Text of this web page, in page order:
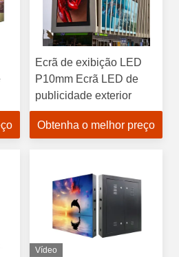
Ecrã de exibição LED
P10mm Ecrã LED de
publicidade exterior
Obtenha o melhor preço
Vídeo